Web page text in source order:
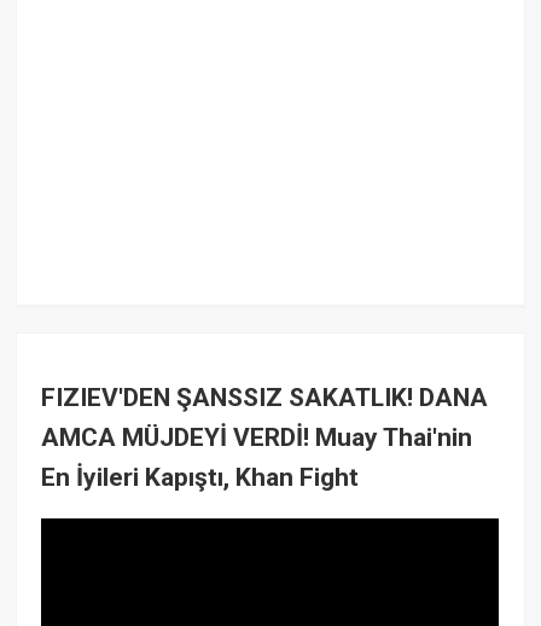
FIZIEV'DEN ŞANSSIZ SAKATLIK! DANA
AMCA MÜJDEYİ VERDİ! Muay Thai'nin
En İyileri Kapıştı, Khan Fight